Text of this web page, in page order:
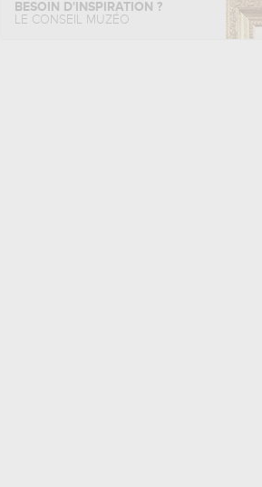
BESOIN D'INSPIRATION ?
LE CONSEIL MUZÉO